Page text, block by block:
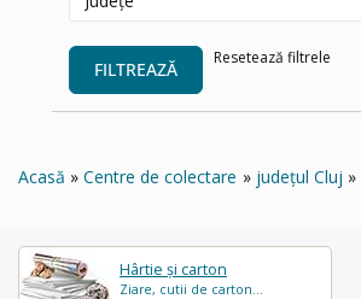
FILTREAZĂ
Resetează filtrele
Acasă Centre de colectare județul Cluj
Hârtie și carton
Ziare, cutii de carton...